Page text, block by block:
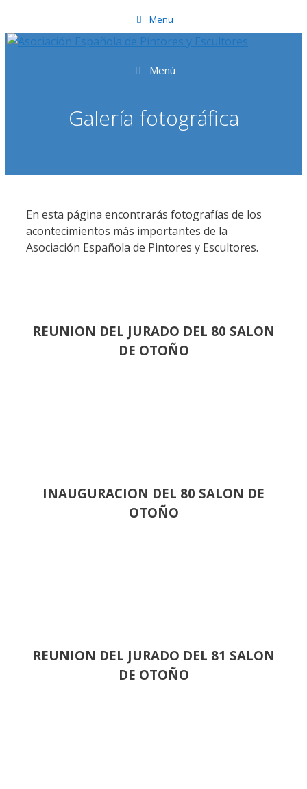
al
contenido
Menu
Menú
Galería fotográfica
En esta página encontrarás fotografías de los
acontecimientos más importantes de la
Asociación Española de Pintores y Escultores.
REUNION DEL JURADO DEL 80 SALON
DE OTOÑO
INAUGURACION DEL 80 SALON DE
OTOÑO
REUNION DEL JURADO DEL 81 SALON
DE OTOÑO